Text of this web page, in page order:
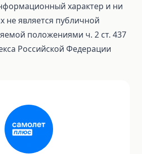
характер и ни
не является публичной
положениями ч. 2 ст. 437
Российской Федерации